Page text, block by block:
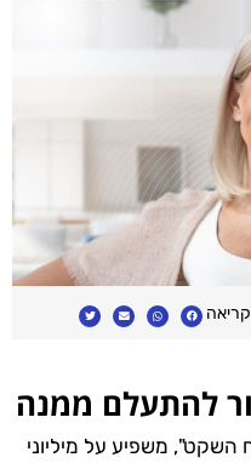
להתעלם ממנה
השקט", משפיע על מיליוני